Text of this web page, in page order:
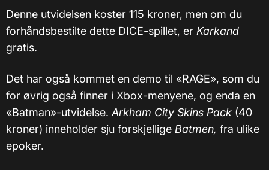
Denne utvidelsen koster 115 kroner, men om du
forhåndsbestilte dette DICE-spillet, er Karkand
gratis.
Det har også kommet en demo til «RAGE», som du
for øvrig også finner i Xbox-menyene, og enda en
«Batman»-utvidelse. Arkham City Skins Pack (40
kroner) inneholder sju forskjellige Batmen, fra ulike
epoker.